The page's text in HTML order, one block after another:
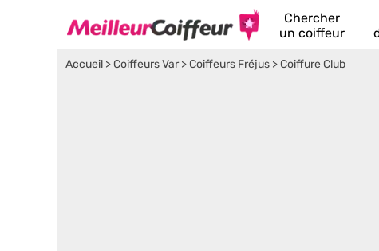
Chercher
un coiffeur
Accueil >Coiffeurs Var >Coiffeurs Fréjus >Coiffure Club